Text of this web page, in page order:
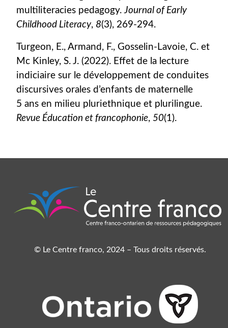
multiliteracies pedagogy.Journal of Early
Childhood Literacy, 8(3), 269-294.
Turgeon, E., Armand, F., Gosselin-Lavoie, C. et
Mc Kinley, S. J. (2022). Effet de la lecture
indiciaire sur le développement de conduites
discursives orales d’enfants de maternelle
5 ans en milieu pluriethnique et plurilingue.
Revue Éducation et francophonie, 50(1).
© Le Centre franco, 2024 – Tous droits réservés.